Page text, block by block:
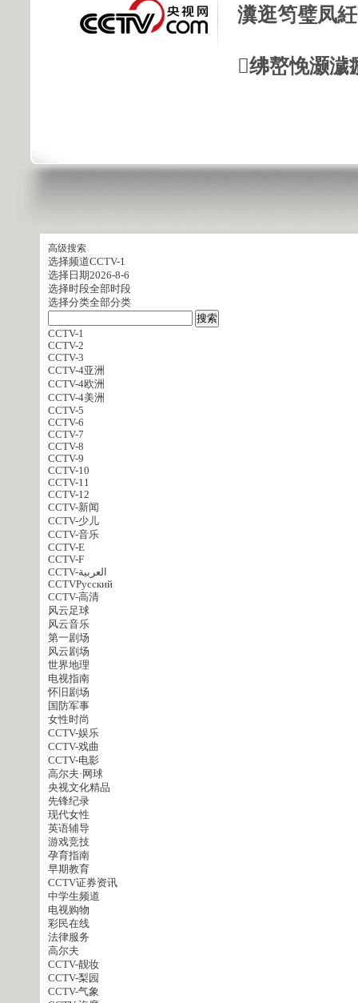
瀵逛笉璧凤
绋嶅悗灏
高级搜索
选择频道CCTV-1
选择日期2026-8-6
选择时段全部时段
选择分类全部分类
CCTV-1
CCTV-2
CCTV-3
CCTV-4亚洲
CCTV-4欧洲
CCTV-4美洲
CCTV-5
CCTV-6
CCTV-7
CCTV-8
CCTV-9
CCTV-10
CCTV-11
CCTV-12
CCTV-新闻
CCTV-少儿
CCTV-音乐
CCTV-E
CCTV-F
CCTV-العربية
CCTVPусский
CCTV-高清
风云足球
风云音乐
第一剧场
风云剧场
世界地理
电视指南
怀旧剧场
国防军事
女性时尚
CCTV-娱乐
CCTV-戏曲
CCTV-电影
高尔夫·网球
央视文化精品
先锋纪录
现代女性
英语辅导
游戏竞技
孕育指南
早期教育
CCTV证券资讯
中学生频道
电视购物
彩民在线
法律服务
高尔夫
CCTV-靓妆
CCTV-梨园
CCTV-气象